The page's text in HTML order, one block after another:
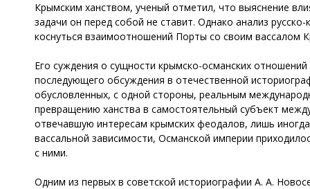
Крымским ханством, ученый отметил, что выяснение
задачи он перед собой не ставит. Однако анализ
коснуться взаимоотношений Порты со своим вассалом
Его суждения о сущности крымско-османских
последующего обсуждения в отечественной
обусловленных, с одной стороны, реальным
превращению ханства в самостоятельный субъект
отвечавшую интересам крымских феодалов, лишь
вассальной зависимости, Османской империи
с ними.
Одним из первых в советской историографии А. А.